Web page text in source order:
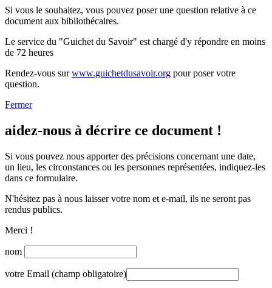
Si vous le souhaitez, vous pouvez poser une question relative à ce
document aux bibliothécaires.
Le service du "Guichet du Savoir" est chargé d'y répondre en moins
de 72 heures
Rendez-vous surwww.guichetdusavoir.org pour poser votre
question.
Fermer
aidez-nous à décrire ce document !
Si vous pouvez nous apporter des précisions concernant une date,
un lieu, les circonstances ou les personnes représentées, indiquez-les
dans ce formulaire.
N'hésitez pas à nous laisser votre nom et e-mail, ils ne seront pas
rendus publics.
Merci !
nom
votre Email (champ obligatoire)